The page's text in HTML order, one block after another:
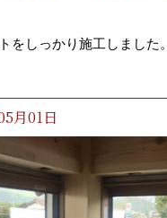
をしっかり施工しました。
月01日